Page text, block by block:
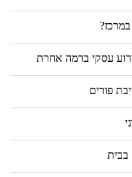
במרכז?
עסקי ברמה אחרת
פורים
בבית